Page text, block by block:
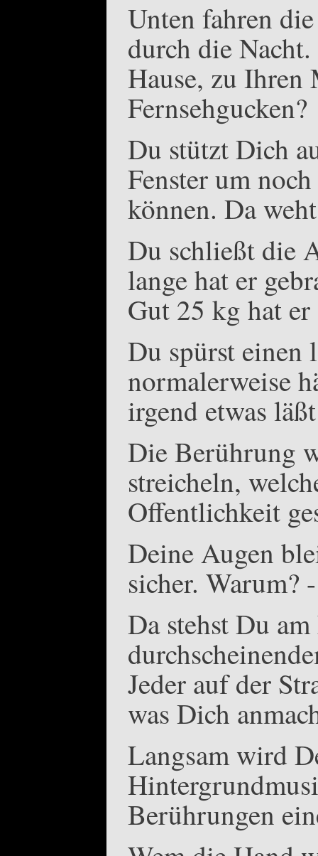
Unten fahren
durch die
Hause, zu Ihren
Fernsehgucken?
Du stützt Dich
Fenster um
können. Da
Du schließt die
lange hat er
Gut 25 kg hat
Du spürst einen
normalerweise
irgend etwas
Die Berührung
streicheln,
Offentlichkeit
Deine Augen
sicher. Warum?
Da stehst Du
Jeder auf der
was Dich
Langsam wird
Berührungen